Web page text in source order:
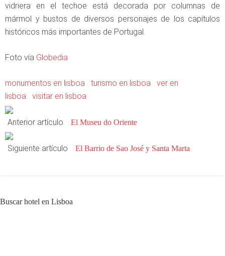
vidriera en el techoe está decorada por columnas de
mármol y bustos de diversos personajes de los capítulos
históricos más importantes de Portugal.
Foto vía Globedia
monumentos en lisboa turismo en lisboa
ver en
lisboa
visitar en lisboa
Anterior artículo El Museu do Oriente
Siguiente artículo El Barrio de Sao José y Santa Marta
Buscar hotel en Lisboa